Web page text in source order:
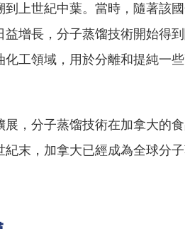
上世紀中葉。當時，隨著該
增長，分子蒸馏技術開始得到
工領域，用於分離和提純一
，分子蒸馏技術在加拿大的
末，加拿大已經成為全球分